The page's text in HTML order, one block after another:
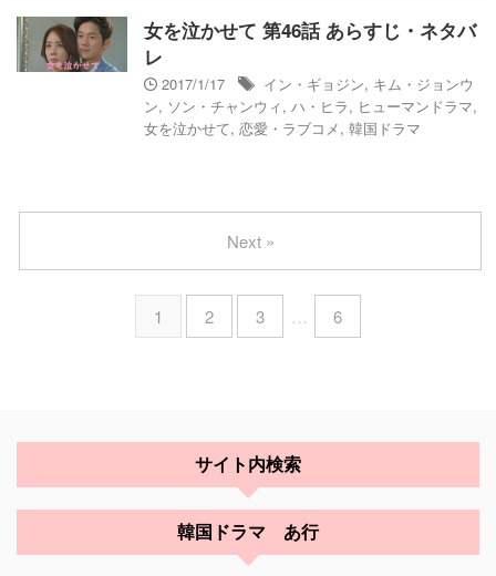
女を泣かせて 第46話 あらすじ・ネタバ
レ
2017/1/17 イン・ギョジン, キム・ジョンウ
ン, ソン・チャンウィ, ハ・ヒラ, ヒューマンドラマ,
女を泣かせて, 恋愛・ラブコメ, 韓国ドラマ
1 2 3 … 6
Next »
サイト内検索
韓国ドラマ あ行